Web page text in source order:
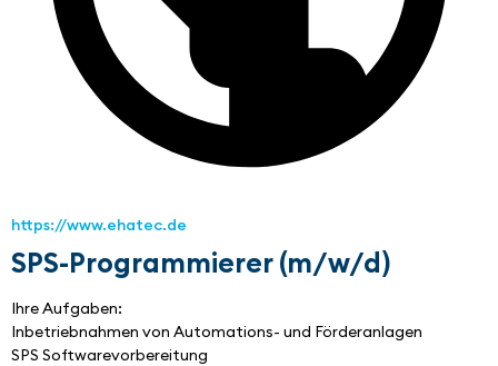
https://www.ehatec.de
SPS-Programmierer (m/w/d)
Ihre Aufgaben:
Inbetriebnahmen von Automations- und Förderanlagen
SPS Softwarevorbereitung